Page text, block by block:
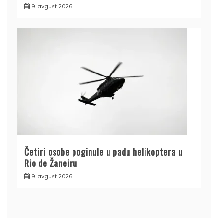
9. avgust 2026.
Četiri osobe poginule u padu helikoptera u
Rio de Žaneiru
9. avgust 2026.